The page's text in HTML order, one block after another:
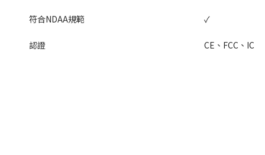
符合NDAA規範 ✓
認證 CE、FCC、IC